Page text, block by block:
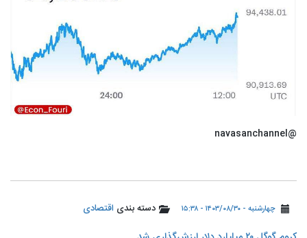
@navasanchannel
چهارشنبه - ۱۴۰۳/۰۸/۳۰ - ۱۵:۳۸ دسته بندی اقتصادی